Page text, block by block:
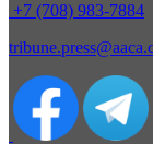
+7 (708) 983-7884